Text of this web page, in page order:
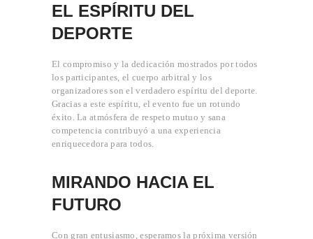
EL ESPÍRITU DEL
DEPORTE
El compromiso y la dedicación mostrados por todos
los participantes, el cuerpo arbitral y los
organizadores son el verdadero espíritu del deporte.
Gracias a este espíritu, el evento fue un rotundo
éxito. La atmósfera de respeto mutuo y sana
competencia contribuyó a una experiencia
enriquecedora para todos.
MIRANDO HACIA EL
FUTURO
Con gran entusiasmo, esperamos la próxima versión